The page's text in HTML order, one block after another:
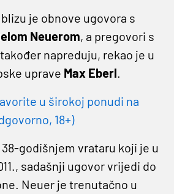
blizu je obnove ugovora s
Neuerom, a pregovori s
napreduju, rekao je u
uprave Max Eberl.
u širokoj ponudi na
18+)
godišnjem vrataru koji je u
sadašnji ugovor vrijedi do
Neuer je trenutačno u